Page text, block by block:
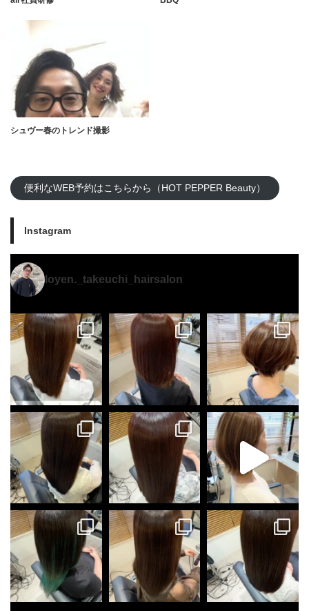
シュヴー春のトレンド撮影
便利なWEB予約はこちらから（HOT PEPPER Beauty）
Instagram
loyen._takeuchi_hairsalon